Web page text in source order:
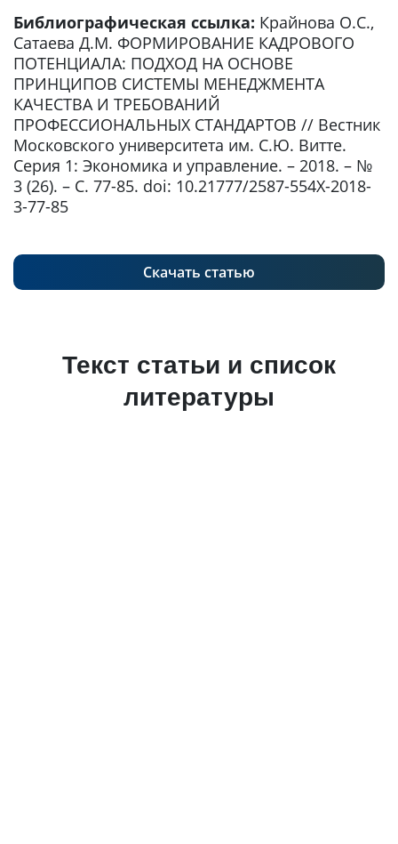
Библиографическая ссылка: Крайнова О.С.,
Сатаева Д.М. ФОРМИРОВАНИЕ КАДРОВОГО
ПОТЕНЦИАЛА: ПОДХОД НА ОСНОВЕ
ПРИНЦИПОВ СИСТЕМЫ МЕНЕДЖМЕНТА
КАЧЕСТВА И ТРЕБОВАНИЙ
ПРОФЕССИОНАЛЬНЫХ СТАНДАРТОВ // Вестник
Московского университета им. С.Ю. Витте.
Серия 1: Экономика и управление. – 2018. – №
3 (26). – С. 77-85. doi: 10.21777/2587-554X-2018-
3-77-85
Скачать статью
Текст статьи и список
литературы